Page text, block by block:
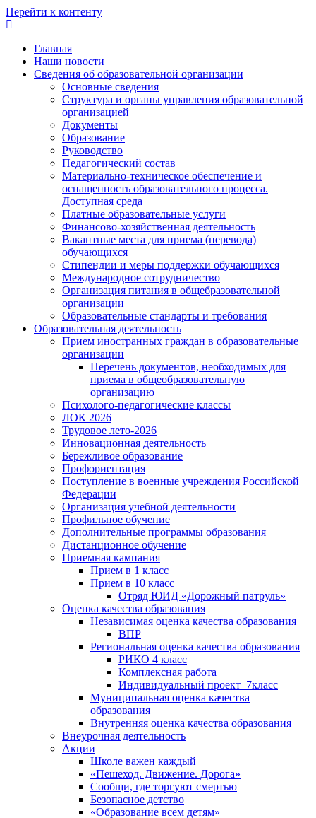
Перейти к контенту
Главная
Наши новости
Сведения об образовательной организации
Основные сведения
Структура и органы управления образовательной
организацией
Документы
Образование
Руководство
Педагогический состав
Материально-техническое обеспечение и
оснащенность образовательного процесса.
Доступная среда
Платные образовательные услуги
Финансово-хозяйственная деятельность
Вакантные места для приема (перевода)
обучающихся
Стипендии и меры поддержки обучающихся
Международное сотрудничество
Организация питания в общебразовательной
организации
Образовательные стандарты и требования
Образовательная деятельность
Прием иностранных граждан в образовательные
организации
Перечень документов, необходимых для
приема в общеобразовательную
организацию
Психолого-педагогические классы
ЛОК 2026
Трудовое лето-2026
Инновационная деятельность
Бережливое образование
Профориентация
Поступление в военные учреждения Российской
Федерации
Организация учебной деятельности
Профильное обучение
Дополнительные программы образования
Дистанционное обучение
Приемная кампания
Прием в 1 класс
Прием в 10 класс
Отряд ЮИД «Дорожный патруль»
Оценка качества образования
Независимая оценка качества образования
ВПР
Региональная оценка качества образования
РИКО 4 класс
Комплексная работа
Индивидуальный проект_7класс
Муниципальная оценка качества
образования
Внутренняя оценка качества образования
Внеурочная деятельность
Акции
Школе важен каждый
«Пешеход. Движение. Дорога»
Сообщи, где торгуют смертью
Безопасное детство
«Образование всем детям»